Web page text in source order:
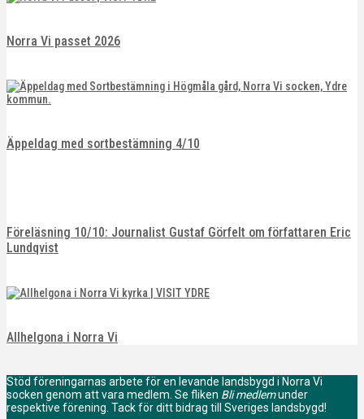
Norra Vi passet 2026
Äppeldag med sortbestämning 4/10
Föreläsning 10/10: Journalist Gustaf Görfelt om författaren Eric
Lundqvist
Allhelgona i Norra Vi
Stöd föreningarnas arbete för en levande landsbygd i Norra Vi
socken genom att vara medlem. Se fliken Bli medlemunder
respektive förening. Tack för ditt bidrag till Sveriges landsbygd!